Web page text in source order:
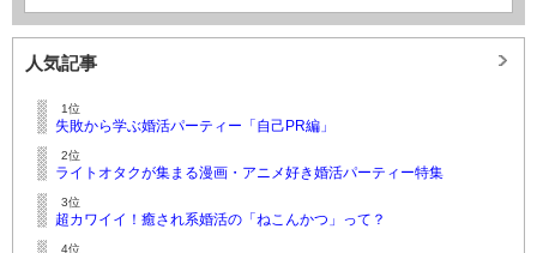
人気記事
1位
失敗から学ぶ婚活パーティー「自己PR編」
2位
ライトオタクが集まる漫画・アニメ好き婚活パーティー特集
3位
超カワイイ！癒され系婚活の「ねこんかつ」って？
4位